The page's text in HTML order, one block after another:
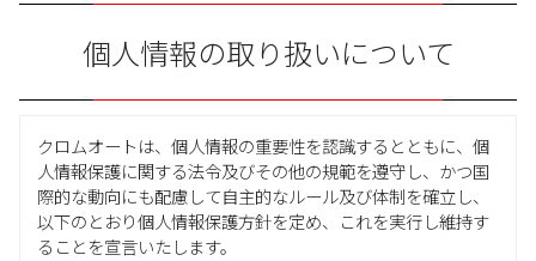
個人情報の取り扱いについて
クロムオートは、個人情報の重要性を認識するとともに、個
人情報保護に関する法令及びその他の規範を遵守し、かつ国
際的な動向にも配慮して自主的なルール及び体制を確立し、
以下のとおり個人情報保護方針を定め、これを実行し維持す
ることを宣言いたします。